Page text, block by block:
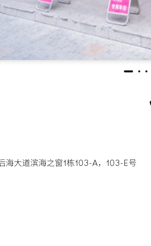
海大道滨海之窗1栋103-A，103-E号